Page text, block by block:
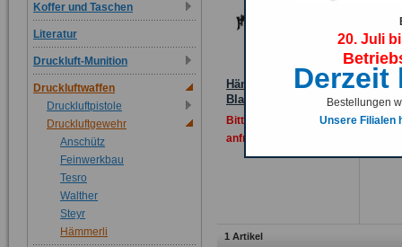
Hämmerli AR20 Pro
Blau
Bitte Tagespreis
anfragen!
1 Artikel
Koffer und Taschen
Literatur
Druckluft-Munition
Druckluftwaffen
Druckluftpistole
Druckluftgewehr
Anschütz
Feinwerkbau
Tesro
Walther
Steyr
Hämmerli
20. Juli
Derzeit
Bestellungen
Unsere Filialen